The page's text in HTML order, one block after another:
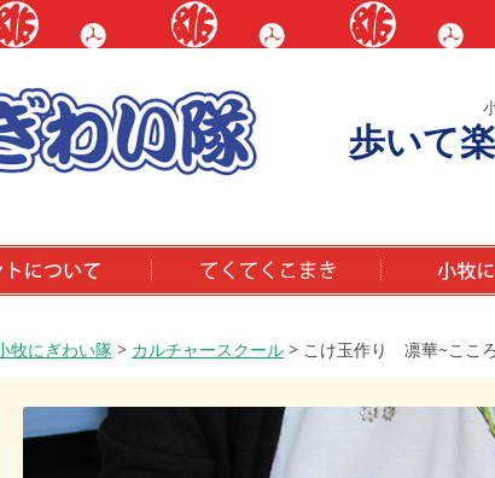
歩いて
てくてくこまき 小牧にぎわい
牧にぎわい隊 > カルチャースクール > こけ玉作り 凛華~ここ